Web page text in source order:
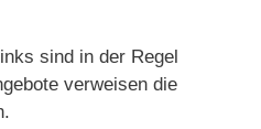
sind in der Regel
verweisen die